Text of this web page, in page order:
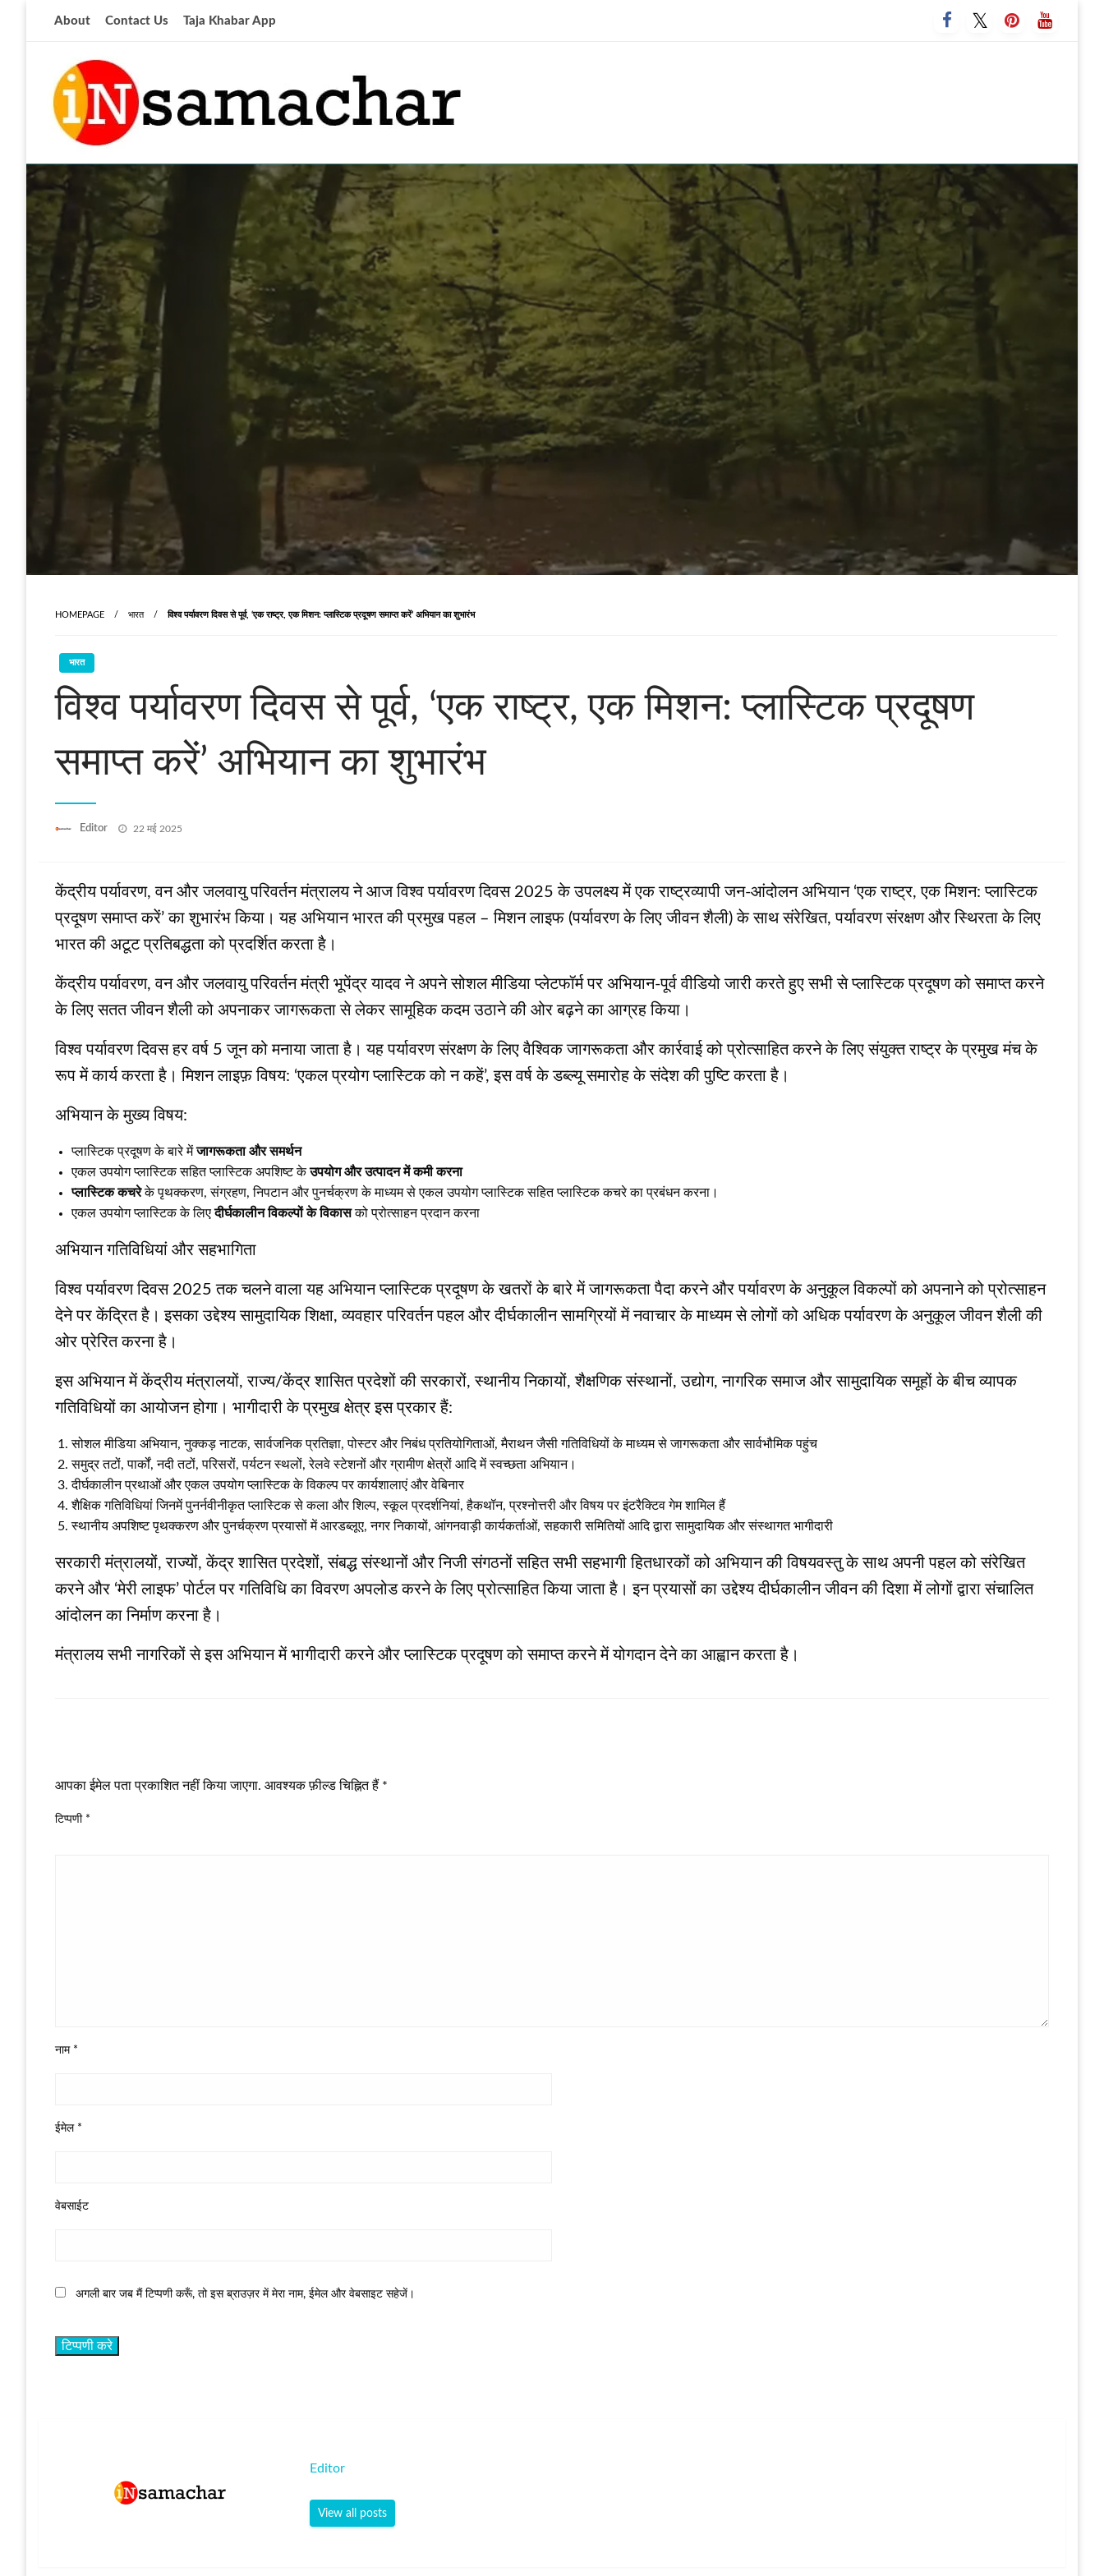
About Contact Us Taja Khabar App
insamachar
आज की ताजा खबर
HOMEPAGE भारत विश्व पर्यावरण दिवस से पूर्व, ‘एक राष्ट्र, एक मिशन: प्लास्टिक प्रदूषण समाप्त करें’ अभियान का शुभारंभ
भारत
विश्व पर्यावरण दिवस से पूर्व, ‘एक राष्ट्र, एक मिशन: प्लास्टिक प्रदूषण
समाप्त करें’ अभियान का शुभारंभ
Editor
Posted
22 मई 2025
केंद्रीय पर्यावरण, वन और जलवायु परिवर्तन मंत्रालय ने आज विश्व पर्यावरण दिवस 2025 के उपलक्ष्य में एक राष्ट्रव्यापी जन-आंदोलन अभियान ‘एक राष्ट्र, एक मिशन: प्लास्टिक
प्रदूषण समाप्त करें’ का शुभारंभ किया। यह अभियान भारत की प्रमुख पहल – मिशन लाइफ (पर्यावरण के लिए जीवन शैली) के साथ संरेखित, पर्यावरण संरक्षण और स्थिरता के लिए
भारत की अटूट प्रतिबद्धता को प्रदर्शित करता है।
केंद्रीय पर्यावरण, वन और जलवायु परिवर्तन मंत्री भूपेंद्र यादव ने अपने सोशल मीडिया प्लेटफॉर्म पर अभियान-पूर्व वीडियो जारी करते हुए सभी से प्लास्टिक प्रदूषण को समाप्त करने
के लिए सतत जीवन शैली को अपनाकर जागरूकता से लेकर सामूहिक कदम उठाने की ओर बढ़ने का आग्रह किया।
विश्व पर्यावरण दिवस हर वर्ष 5 जून को मनाया जाता है। यह पर्यावरण संरक्षण के लिए वैश्विक जागरूकता और कार्रवाई को प्रोत्साहित करने के लिए संयुक्त राष्ट्र के प्रमुख मंच के
रूप में कार्य करता है। मिशन लाइफ़ विषय: ‘एकल प्रयोग प्लास्टिक को न कहें’, इस वर्ष के डब्ल्यू समारोह के संदेश की पुष्टि करता है।
अभियान के मुख्य विषय:
प्लास्टिक प्रदूषण के बारे मेंजागरूकता और समर्थन
एकल उपयोग प्लास्टिक सहित प्लास्टिक अपशिष्ट केउपयोग और उत्पादन में कमी करना
प्लास्टिक कचरेके पृथक्करण, संग्रहण, निपटान और पुनर्चक्रण के माध्यम से एकल उपयोग प्लास्टिक सहित प्लास्टिक कचरे का प्रबंधन करना।
एकल उपयोग प्लास्टिक के लिएदीर्घकालीन विकल्पों के विकासको प्रोत्साहन प्रदान करना
अभियान गतिविधियां और सहभागिता
विश्व पर्यावरण दिवस 2025 तक चलने वाला यह अभियान प्लास्टिक प्रदूषण के खतरों के बारे में जागरूकता पैदा करने और पर्यावरण के अनुकूल विकल्पों को अपनाने को प्रोत्साहन
देने पर केंद्रित है। इसका उद्देश्य सामुदायिक शिक्षा, व्यवहार परिवर्तन पहल और दीर्घकालीन सामग्रियों में नवाचार के माध्यम से लोगों को अधिक पर्यावरण के अनुकूल जीवन शैली की
ओर प्रेरित करना है।
इस अभियान में केंद्रीय मंत्रालयों, राज्य/केंद्र शासित प्रदेशों की सरकारों, स्थानीय निकायों, शैक्षणिक संस्थानों, उद्योग, नागरिक समाज और सामुदायिक समूहों के बीच व्यापक
गतिविधियों का आयोजन होगा। भागीदारी के प्रमुख क्षेत्र इस प्रकार हैं:
सोशल मीडिया अभियान, नुक्कड़ नाटक, सार्वजनिक प्रतिज्ञा, पोस्टर और निबंध प्रतियोगिताओं, मैराथन जैसी गतिविधियों के माध्यम से जागरूकता और सार्वभौमिक पहुंच
समुद्र तटों, पार्कों, नदी तटों, परिसरों, पर्यटन स्थलों, रेलवे स्टेशनों और ग्रामीण क्षेत्रों आदि में स्वच्छता अभियान।
दीर्घकालीन प्रथाओं और एकल उपयोग प्लास्टिक के विकल्प पर कार्यशालाएं और वेबिनार
शैक्षिक गतिविधियां जिनमें पुनर्नवीनीकृत प्लास्टिक से कला और शिल्प, स्कूल प्रदर्शनियां, हैकथॉन, प्रश्नोत्तरी और विषय पर इंटरैक्टिव गेम शामिल हैं
स्थानीय अपशिष्ट पृथक्करण और पुनर्चक्रण प्रयासों में आरडब्लूए, नगर निकायों, आंगनवाड़ी कार्यकर्ताओं, सहकारी समितियों आदि द्वारा सामुदायिक और संस्थागत भागीदारी
सरकारी मंत्रालयों, राज्यों, केंद्र शासित प्रदेशों, संबद्ध संस्थानों और निजी संगठनों सहित सभी सहभागी हितधारकों को अभियान की विषयवस्तु के साथ अपनी पहल को संरेखित
करने और ‘मेरी लाइफ’ पोर्टल पर गतिविधि का विवरण अपलोड करने के लिए प्रोत्साहित किया जाता है। इन प्रयासों का उद्देश्य दीर्घकालीन जीवन की दिशा में लोगों द्वारा संचालित
आंदोलन का निर्माण करना है।
मंत्रालय सभी नागरिकों से इस अभियान में भागीदारी करने और प्लास्टिक प्रदूषण को समाप्त करने में योगदान देने का आह्वान करता है।
आपका ईमेल पता प्रकाशित नहीं किया जाएगा. आवश्यक फ़ील्ड चिह्नित हैं *
टिप्पणी *
नाम *
ईमेल *
वेबसाईट
अगली बार जब मैं टिप्पणी करूँ, तो इस ब्राउज़र में मेरा नाम, ईमेल और वेबसाइट सहेजें।
Editor
View all posts